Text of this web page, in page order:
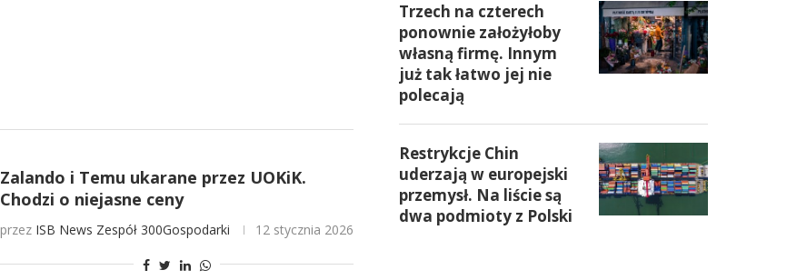
Zalando i Temu ukarane przez UOKiK.
Chodzi o niejasne ceny
przez ISB News Zespół 300Gospodarki 12 stycznia 2026
Trzech na czterech
ponownie założyłoby
własną firmę. Innym
już tak łatwo jej nie
polecają
Restrykcje Chin
uderzają w europejski
przemysł. Na liście są
dwa podmioty z Polski